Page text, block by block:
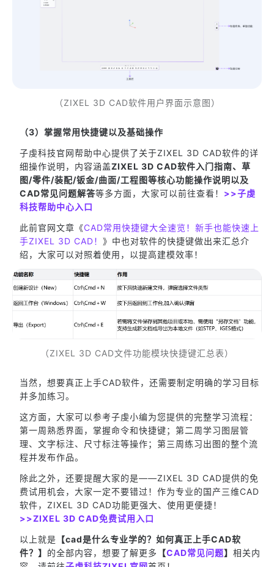
（ZIXEL 3D CAD软件用户界面示意图）
（3）掌握常用快捷键以及基础操作
子虔科技官网帮助中心提供了关于ZIXEL 3D CAD软件的详
细操作说明，内容涵盖ZIXEL 3D CAD软件入门指南、草
图/零件/装配/钣金/曲面/工程图等核心功能操作说明以及
CAD常见问题解答等多方面，大家可以前往查看！ >>子虔
科技帮助中心入口
此前官网文章《CAD常用快捷键大全速览！新手也能快速上
手ZIXEL 3D CAD！ 》中也对软件的快捷键做出来汇总介
绍，大家可以对照着使用，以提高建模效率！
（ZIXEL 3D CAD文件功能模块快捷键汇总表）
当然，想要真正上手CAD软件，还需要制定明确的学习目标
并多加练习。
这方面，大家可以参考子虔小编为您提供的完整学习流程：
第一周熟悉界面，掌握命令和快捷键；第二周学习图层管
理、文字标注、尺寸标注等操作；第三周练习出图的整个流
程并发布作品。
除此之外，还要提醒大家的是——ZIXEL 3D CAD提供的免
费试用机会，大家一定不要错过！作为专业的国产三维CAD
软件，ZIXEL 3D CAD功能更强大、使用更便捷！
>>ZIXEL 3D CAD免费试用入口
以上就是 【cad是什么专业学的？如何真正上手CAD软
件？】 的全部内容，想要了解更多 【CAD常见问题】 相关内